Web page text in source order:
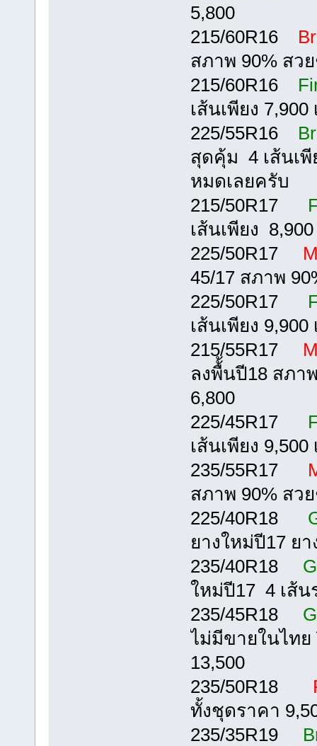
5,800
215/60R16
สภาพ 90% สว
215/60R16
เส้นเพียง
225/55R16
สุดคุ้ม 4 เส้นเพี
หมดเลยครับ
215/50R17
เส้นเพียง
225/50R17
45/17 สภาพ
225/50R17
เส้นเพียง
215/55R17
ลงพื้้นปี18 สภา
6,800
225/45R17
เส้นเพียง
235/55R17
สภาพ 90% สว
225/40R18
ยางใหม่ปี17 ย
235/40R18
ใหม่ปี17 4 เส้
235/45R18
ไม่มีขายในไท
13,500
235/50R18
ทั้งชุดราคา
235/35R19